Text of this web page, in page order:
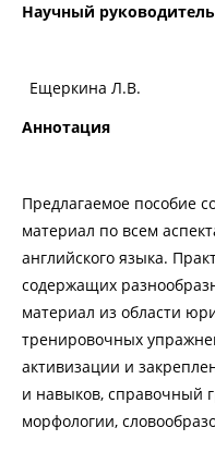
Научный руководитель
Ещеркина Л.В.
Аннотация
Предлагаемое пособие
материал по всем
английского языка.
содержащих
материал из области
тренировочных
активизации и
и навыков, справочный
морфологии,